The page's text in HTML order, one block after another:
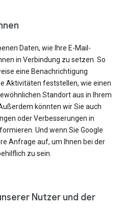
Daten, wie Ihre E-Mail-
in Verbindung zu setzen. So
eine Benachrichtigung
Aktivitäten feststellen, wie einen
Standort aus in Ihrem
könnten wir Sie auch
oder Verbesserungen in
Und wenn Sie Google
Anfrage auf, um Ihnen bei der
zu sein.
Nutzer und der